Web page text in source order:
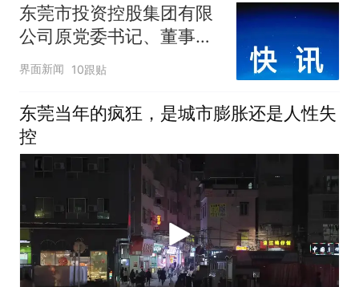
东莞市投资控股集团有限
公司原党委书记、董事长
陈照星主动投案接受纪律
审查和监察调查
界面新闻 10跟贴
东莞当年的疯狂，是城市膨胀还是人性失
控